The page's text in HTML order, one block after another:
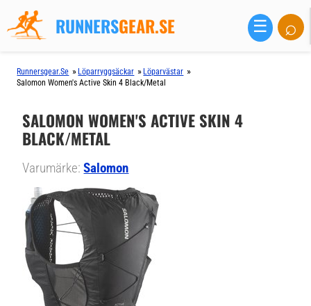
RUNNERSGEAR.SE ☰ ⌕
Runnersgear.se » Löparryggsäckar » Löparvästar »
Salomon Women's Active Skin 4 Black/Metal
SALOMON WOMEN'S ACTIVE SKIN 4
BLACK/METAL
Varumärke:Salomon